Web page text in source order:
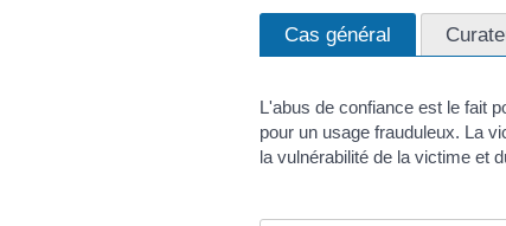
Cas général
L'abus de confiance est le fait
pour un usage frauduleux. La
la vulnérabilité de la victime et